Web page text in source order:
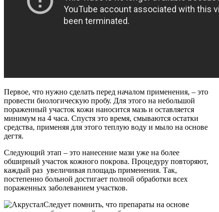
Первое, что нужно сделать перед началом применения, – это
провести биологическую пробу. Для этого на небольшой
пораженный участок кожи наносится мазь и оставляется
минимум на 4 часа. Спустя это время, смываются остатки
средства, применяя для этого теплую воду и мыло на основе
дегтя.
Следующий этап – это нанесение мази уже на более
обширный участок кожного покрова. Процедуру повторяют,
каждый раз увеличивая площадь применения. Так,
постепенно больной достигает полной обработки всех
пораженных заболеванием участков.
Следует помнить, что препараты на основе